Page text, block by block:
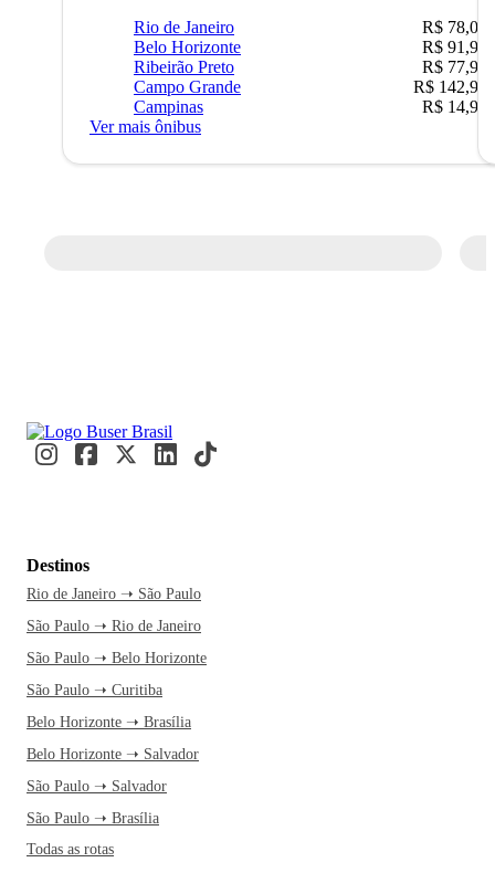
Rio de Janeiro
R$ 78,02
Belo Horizonte
R$ 91,90
Ribeirão Preto
R$ 77,90
Campo Grande
R$ 142,90
Campinas
R$ 14,90
Ver mais ônibus
Destinos
Rio de Janeiro ➝ São Paulo
São Paulo ➝ Rio de Janeiro
São Paulo ➝ Belo Horizonte
São Paulo ➝ Curitiba
Belo Horizonte ➝ Brasília
Belo Horizonte ➝ Salvador
São Paulo ➝ Salvador
São Paulo ➝ Brasília
Todas as rotas